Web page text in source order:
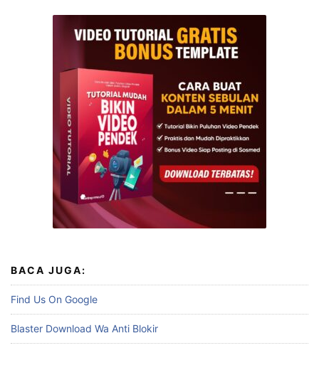
BACA JUGA:
Find Us On Google
Blaster Download Wa Anti Blokir